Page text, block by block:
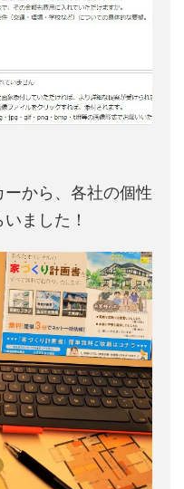
から、各社の個性
ました！